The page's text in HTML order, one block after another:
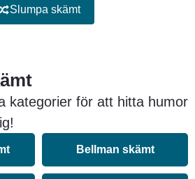
Slumpa skämt
kategorier för att hitta humor
Bellman skämt